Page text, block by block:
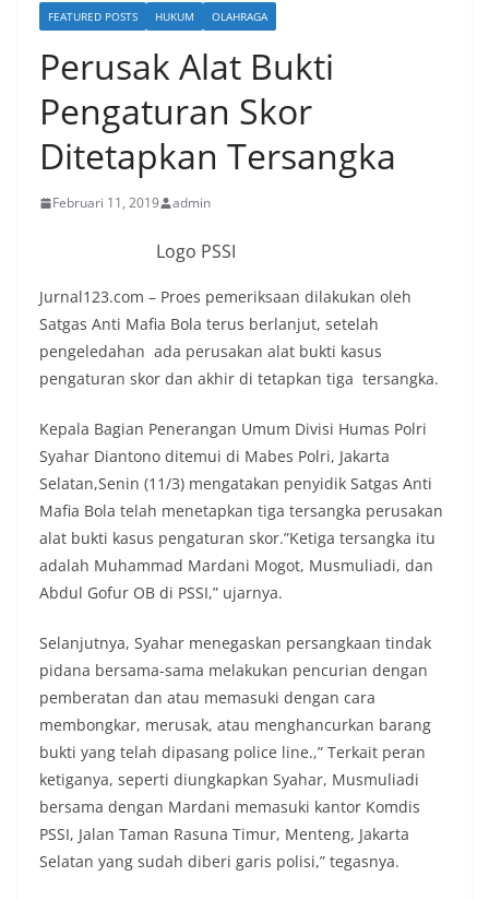
FEATURED POSTS HUKUM OLAHRAGA
Perusak Alat Bukti
Pengaturan Skor
Ditetapkan Tersangka
Februari 11, 2019 admin
Logo PSSI
Jurnal123.com – Proes pemeriksaan dilakukan oleh
Satgas Anti Mafia Bola terus berlanjut, setelah
pengeledahan ada perusakan alat bukti kasus
pengaturan skor dan akhir di tetapkan tiga tersangka.
Kepala Bagian Penerangan Umum Divisi Humas Polri
Syahar Diantono ditemui di Mabes Polri, Jakarta
Selatan,Senin (11/3) mengatakan penyidik Satgas Anti
Mafia Bola telah menetapkan tiga tersangka perusakan
alat bukti kasus pengaturan skor.”Ketiga tersangka itu
adalah Muhammad Mardani Mogot, Musmuliadi, dan
Abdul Gofur OB di PSSI,” ujarnya.
Selanjutnya, Syahar menegaskan persangkaan tindak
pidana bersama-sama melakukan pencurian dengan
pemberatan dan atau memasuki dengan cara
membongkar, merusak, atau menghancurkan barang
bukti yang telah dipasang police line.,” Terkait peran
ketiganya, seperti diungkapkan Syahar, Musmuliadi
bersama dengan Mardani memasuki kantor Komdis
PSSI, Jalan Taman Rasuna Timur, Menteng, Jakarta
Selatan yang sudah diberi garis polisi,” tegasnya.